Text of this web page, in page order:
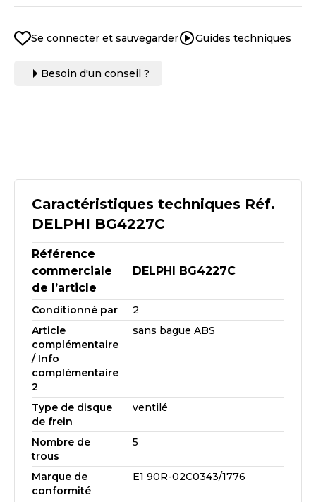
Caractéristiques techniques Réf.
DELPHI BG4227C
Référence
commerciale
de l’article
DELPHI BG4227C
Conditionné par
2
Article
complémentaire
/ Info
complémentaire
2
sans bague ABS
Type de disque
de frein
ventilé
Nombre de
trous
5
Marque de
conformité
E1 90R-02C0343/1776
Se connecter et sauvegarder Guides techniques
Besoin d'un conseil ?